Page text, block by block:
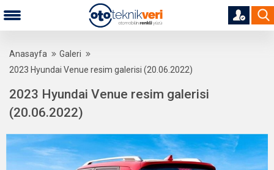
Anasayfa
Galeri
2023 Hyundai Venue resim galerisi (20.06.2022)
2023 Hyundai Venue resim galerisi
(20.06.2022)